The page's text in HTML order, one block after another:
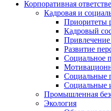
Корпоративная
Кадровая и
Приоритеты
Кадровый
Привлечение
Развитие
Социальное
Социальные
Социальные
Промышленная
Экология